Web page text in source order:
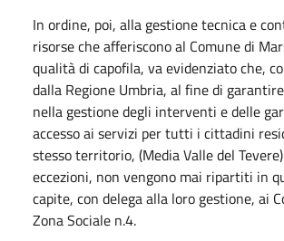
In ordine, poi, alla gestione tecnica e
risorse che afferiscono al Comune di
qualità di capofila, va evidenziato che,
dalla Regione Umbria, al fine di
nella gestione degli interventi e delle
accesso ai servizi per tutti i cittadini
stesso territorio, (Media Valle del
eccezioni, non vengono mai ripartiti in
capite, con delega alla loro gestione, ai
Zona Sociale n.4.